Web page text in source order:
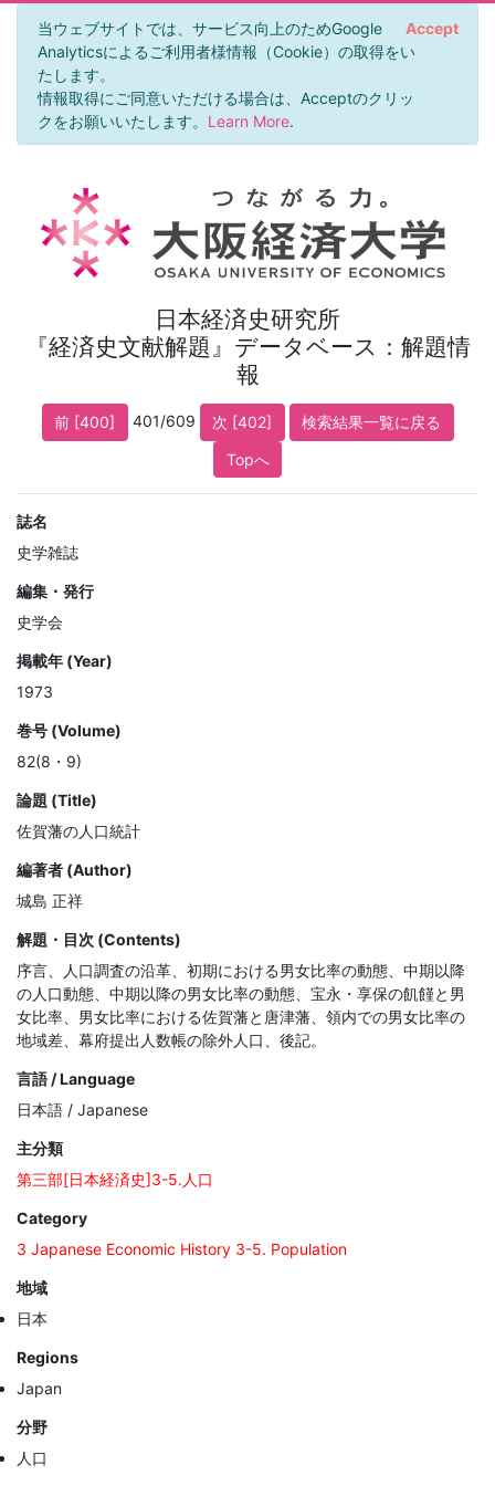
当ウェブサイトでは、サービス向上のためGoogle
Analyticsによるご利用者様情報（Cookie）の取得をい
たします。
情報取得にご同意いただける場合は、Acceptのクリッ
クをお願いいたします。 Learn More.
Accept
日本経済史研究所
『経済史文献解題』データベース：解題情
報
前 [400] 401/609 次 [402]
検索結果一覧に戻る
Topへ
誌名
史学雑誌
編集・発行
史学会
掲載年 (Year)
1973
巻号 (Volume)
82(8・9)
論題 (Title)
佐賀藩の人口統計
編著者 (Author)
城島 正祥
解題・目次 (Contents)
序言、人口調査の沿革、初期における男女比率の動態、中期以降
の人口動態、中期以降の男女比率の動態、宝永・享保の飢饉と男
女比率、男女比率における佐賀藩と唐津藩、領内での男女比率の
地域差、幕府提出人数帳の除外人口、後記。
言語 / Language
日本語 / Japanese
主分類
第三部[日本経済史]3-5.人口
Category
3 Japanese Economic History 3-5. Population
地域
日本
Regions
Japan
分野
人口